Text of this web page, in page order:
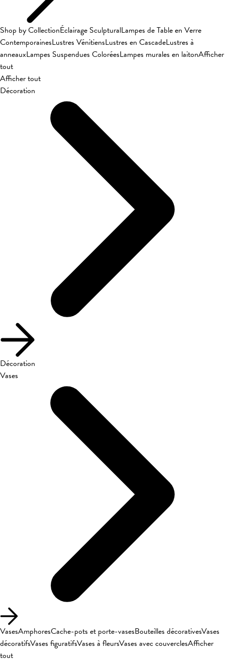
Shop by CollectionÉclairage SculpturalLampes de Table en Verre
ContemporainesLustres VénitiensLustres en CascadeLustres à
anneauxLampes Suspendues ColoréesLampes murales en laitonAfficher
tout
Afficher tout
Décoration
Décoration
Vases
VasesAmphoresCache-pots et porte-vasesBouteilles décorativesVases
décoratifsVases figuratifsVases à fleursVases avec couverclesAfficher
tout